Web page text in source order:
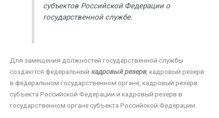
субъектов Российской Федерации о
государственной службе.
Для замещения должностей государственной службы
создаются федеральный кадровый резерв, кадровый резерв
в федеральном государственном органе, кадровый резерв
субъекта Российской Федерации и кадровый резерв в
государственном органе субъекта Российской Федерации.